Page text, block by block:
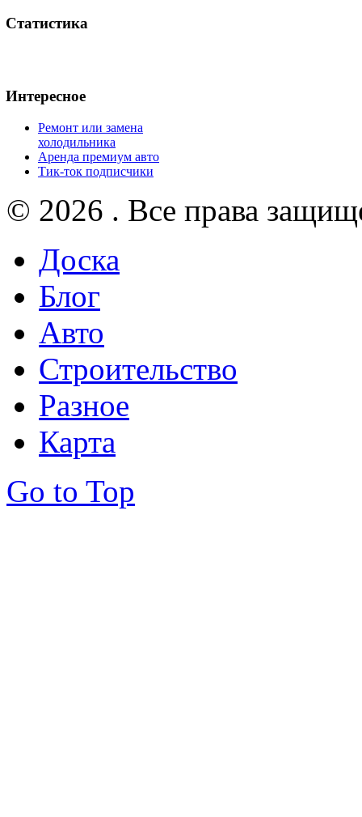
Статистика
Интересное
Ремонт или замена
холодильника
Аренда премиум авто
Тик-ток подписчики
© 2026 . Все права
Доска
Блог
Авто
Строительство
Разное
Карта
Go to Top